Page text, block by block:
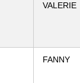
VALERIE
FANNY